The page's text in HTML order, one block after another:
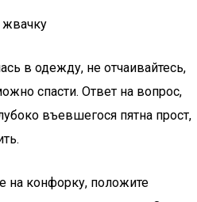
жвачку
в одежду, не отчаивайтесь,
спасти. Ответ на вопрос,
въевшегося пятна прост,
на конфорку, положите